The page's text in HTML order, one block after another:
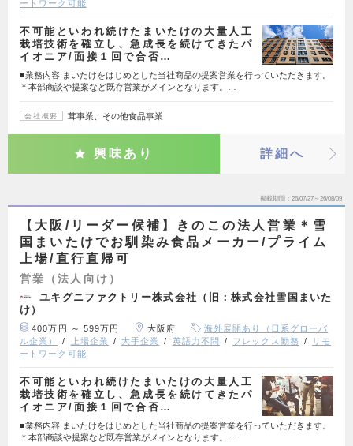
ートワーク可能
不可能といわれ続けたまいたけの大量人工
栽培技術を確立し、急成長を続けてきたパ
イオニア/面接１回で合否…
■業務内容 まいたけをはじめとした当社商品の提案営業を行っていただきます。
＊本部商談や提案など既存営業がメインとなります。…
会社概要 茸事業、その他食品事業
興味あり 詳細へ
掲載期間 26/07/27～26/08/09
【大阪/リーダー候補】きのこの法人営業＊雪
国まいたけでお馴染み食品メーカー/プライム
上場/直行直帰可
営業（法人向け）
ユキグニファクトリー株式会社（旧：株式会社雪国まいた
け）
400万円 ～ 599万円 大阪府
海外展開あり（日系グローバ
ル企業）
上場企業 大手企業 英語力不問 フレックス勤務
リモ
ートワーク可能
不可能といわれ続けたまいたけの大量人工
栽培技術を確立し、急成長を続けてきたパ
イオニア/面接１回で合否…
■業務内容 まいたけをはじめとした当社商品の提案営業を行っていただきます。
＊本部商談や提案など既存営業がメインとなります。…